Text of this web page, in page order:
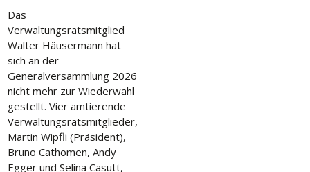
Das
Verwaltungsratsmitglied
Walter Häusermann hat
sich an der
Generalversammlung 2026
nicht mehr zur Wiederwahl
gestellt. Vier amtierende
Verwaltungsratsmitglieder,
Martin Wipfli (Präsident),
Bruno Cathomen, Andy
Egger und Selina Casutt,